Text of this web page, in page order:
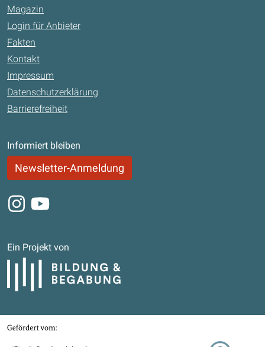
Magazin
Login für Anbieter
Fakten
Kontakt
Impressum
Datenschutzerklärung
Barrierefreiheit
Informiert bleiben
Newsletter-Anmeldung
Instagram
Youtube
Ein Projekt von
Bildung und Begabung
Gefördert von
Bundesministerium für Bildung, Familie, Senioren, Frauen und Jugend